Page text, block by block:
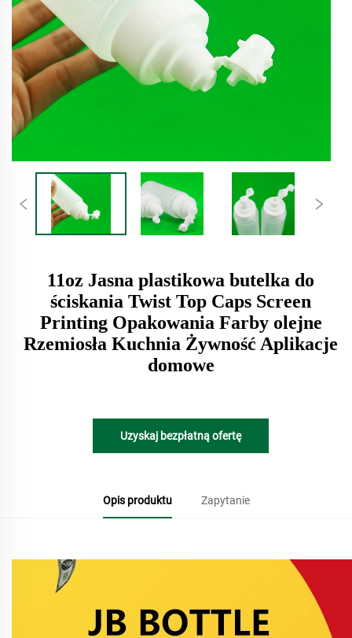
11oz Jasna plastikowa butelka do
ściskania Twist Top Caps Screen
Printing Opakowania Farby olejne
Rzemiosła Kuchnia Żywność Aplikacje
domowe
Uzyskaj bezpłatną ofertę
Opis produktu Zapytanie